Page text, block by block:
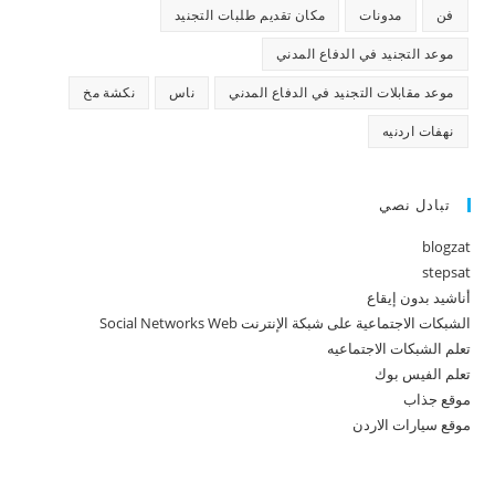
فن مدونات مكان تقديم طلبات التجنيد
موعد التجنيد في الدفاع المدني
موعد مقابلات التجنيد في الدفاع المدني ناس نكشة مخ
نهفات اردنيه
تبادل نصي
blogzat
stepsat
أناشيد بدون إيقاع
الشبكات الاجتماعية على شبكة الإنترنت Social Networks Web
تعلم الشبكات الاجتماعيه
تعلم الفيس بوك
موقع جذاب
موقع سيارات الاردن